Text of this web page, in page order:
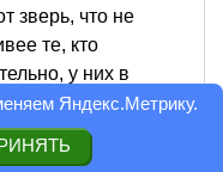
зверь, что не
те, кто
у них в
а чужого
Яндекс.Метрику.